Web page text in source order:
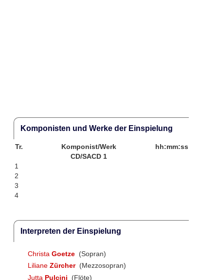
Komponisten und Werke der Einspielung
Tr. Komponist/Werk
hh:mm:ss
CD/SACD 1
1
2
3
4
Interpreten der Einspielung
Christa Goetze (Sopran)
Liliane Zürcher (Mezzosopran)
Jutta Pulcini
(Flöte)